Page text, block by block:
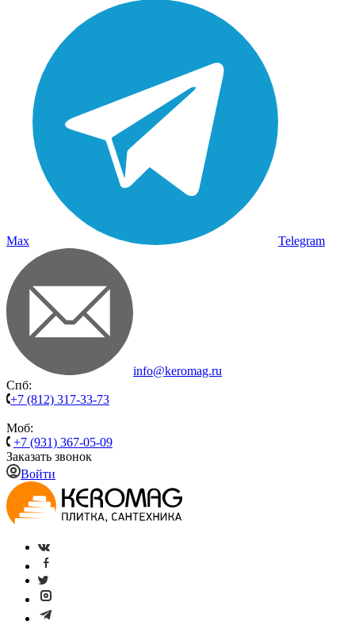
Max Telegram
info@keromag.ru
Спб:
+7 (812) 317-33-73
Моб:
+7 (931) 367-05-09
Заказать звонок
Войти